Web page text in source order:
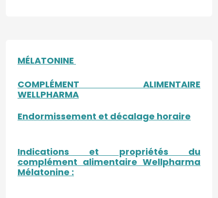
MÉLATONINE
COMPLÉMENT ALIMENTAIRE
WELLPHARMA
Endormissement et décalage horaire
Indications et propriétés du
complément alimentaire Wellpharma
Mélatonine :